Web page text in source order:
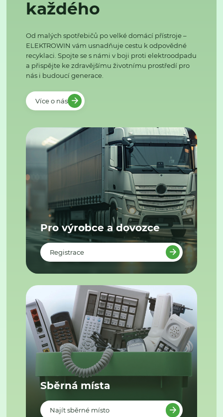
každého
Od malých spotřebičů po velké domácí přístroje –
ELEKTROWIN vám usnadňuje cestu k odpovědné
recyklaci. Spojte se s námi v boji proti elektroodpadu
a přispějte ke zdravějšímu životnímu prostředí pro
nás i budoucí generace.
Více o nás
Pro výrobce a dovozce
Registrace
Sběrná místa
Najít sběrné místo